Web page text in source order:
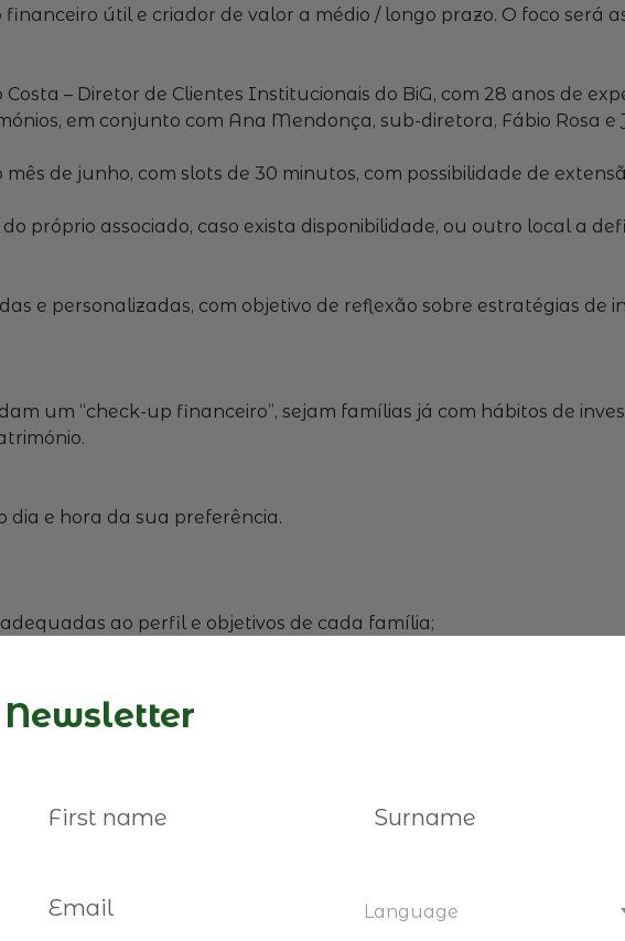
útil e criador de valor a médio / longo prazo. O foco será
– Diretor de Clientes Institucionais do BiG, com 28 anos de
em conjunto com Ana Mendonça, sub-diretora, Fábio Rosa e
de junho, com slots de 30 minutos, com possibilidade de
próprio associado, caso exista disponibilidade, ou outro local a
e personalizadas, com objetivo de reflexão sobre estratégias
um “check-up financeiro”, sejam famílias já com hábitos de
dia e hora da sua preferência.
ao perfil e objetivos de cada família;
e riscos das principais classes de ativos internacionais;
de ativos familiares e de family-office;
específicos de cada família, na medida em que seja útil e relevante;
nestas reuniões destinam-se a membros de Empresas
de Associados. Se não é Associado, contacte-nos:
Newsletter
Language